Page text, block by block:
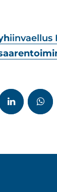
iinvaellus